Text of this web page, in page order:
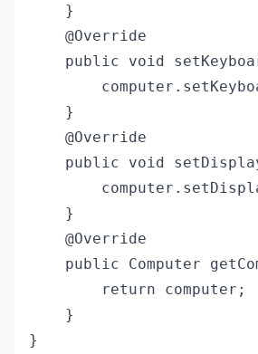
    }
    @Override
public void
    }
    @Override
public void
    }
    @Override
public Computer
        return computer;
    }
}